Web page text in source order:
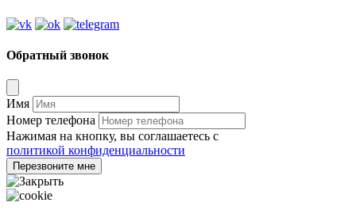
Обратный звонок
Имя
Номер телефона
Нажимая на кнопку, вы соглашаетесь с
политикой конфиденциальности
Перезвоните мне